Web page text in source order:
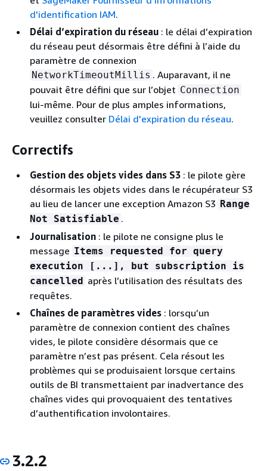
d'identification IAM.
Délai d’expiration du réseau : le délai d’expiration
du réseau peut désormais être défini à l’aide du
paramètre de connexion
NetworkTimeoutMillis . Auparavant, il ne
pouvait être défini que sur l’objet Connection
lui-même. Pour de plus amples informations,
veuillez consulter Délai d'expiration du réseau.
Correctifs
Gestion des objets vides dans S3 : le pilote gère
désormais les objets vides dans le récupérateur S3
au lieu de lancer une exception Amazon S3 Range
Not Satisfiable .
Journalisation : le pilote ne consigne plus le
message Items requested for query
execution [...], but subscription is
cancelled après l’utilisation des résultats des
requêtes.
Chaînes de paramètres vides : lorsqu’un
paramètre de connexion contient des chaînes
vides, le pilote considère désormais que ce
paramètre n’est pas présent. Cela résout les
problèmes qui se produisaient lorsque certains
outils de BI transmettaient par inadvertance des
chaînes vides qui provoquaient des tentatives
d’authentification involontaires.
3.2.2